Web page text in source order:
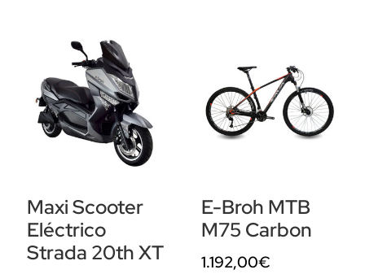
Maxi Scooter
Eléctrico
Strada 20th XT
E-Broh MTB
M75 Carbon
1.192,00€